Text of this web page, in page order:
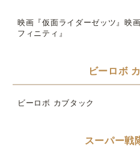
映画『仮面ライダーゼッツ』映
フィニティ』
ビーロボ
ビーロボ カブタック
スーパー戦